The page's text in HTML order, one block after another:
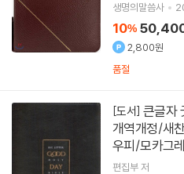
생명의말씀사
10%
2,800원
품절
[도서]
개역개정/새
우피/모카그
편집부 저